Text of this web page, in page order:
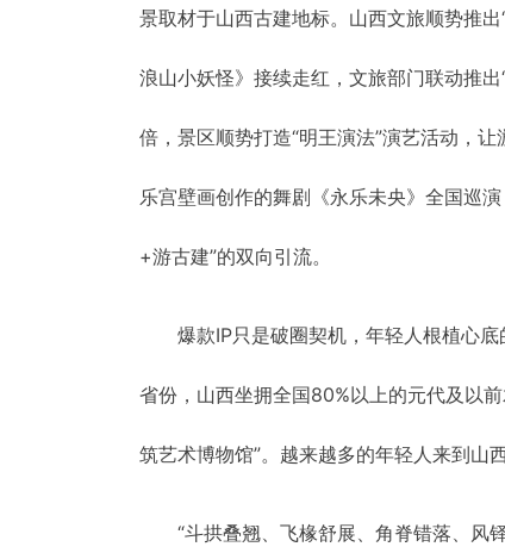
景取材于山西古建地标。山西文旅顺势推
浪山小妖怪》接续走红，文旅部门联动推
倍，景区顺势打造“明王演法”演艺活动，
乐宫壁画创作的舞剧《永乐未央》全国巡
+游古建”的双向引流。
爆款IP只是破圈契机，年轻人根植心
省份，山西坐拥全国80%以上的元代及以
筑艺术博物馆”。越来越多的年轻人来到山
“斗拱叠翘、飞椽舒展、角脊错落、